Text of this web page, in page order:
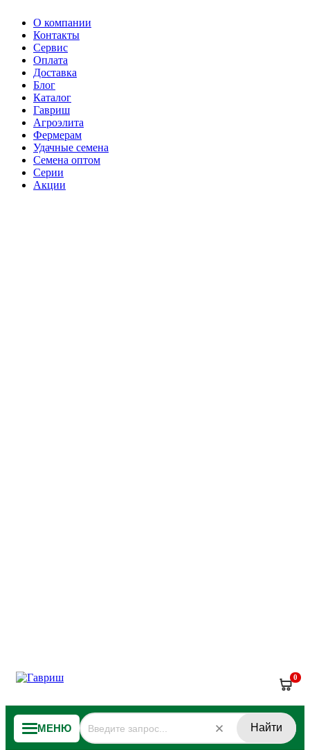
О компании
Контакты
Сервис
Оплата
Доставка
Блог
Каталог
Гавриш
Агроэлита
Фермерам
Удачные семена
Семена оптом
Серии
Акции
0
МЕНЮ Найти